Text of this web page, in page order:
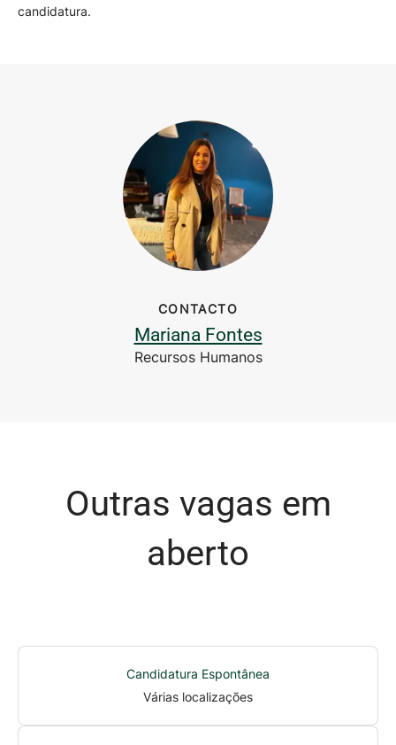
candidatura.
CONTACTO
Mariana Fontes
Recursos Humanos
Outras vagas em
aberto
Candidatura Espontânea
Várias localizações